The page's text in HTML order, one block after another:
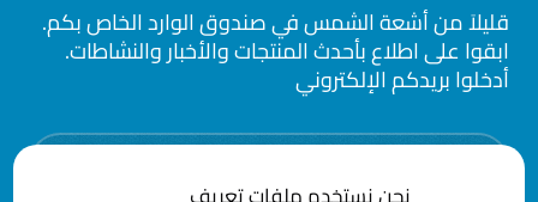
قليلاَ من أشعة الشمس في صندوق الوارد الخاص بكم.
ابقوا على اطلاع بأحدث المنتجات والأخبار والنشاطات.
أدخلوا بريدكم الإلكتروني
Email